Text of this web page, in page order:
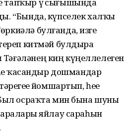
“Бында, күпселек халҡы
булғанда, изге
китмәй булдыра
киң күңеллелеген
Һеҙ ҡасандыр дошмандар
йомшартып, һеҙҙе
Был осраҡта мин бына шуны
яйлау сараһын